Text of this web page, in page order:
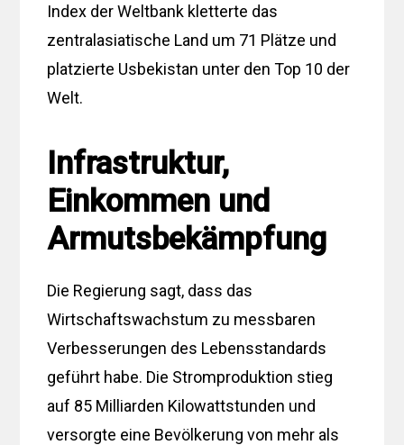
Index der Weltbank kletterte das
zentralasiatische Land um 71 Plätze und
platzierte Usbekistan unter den Top 10 der
Welt.
Infrastruktur,
Einkommen und
Armutsbekämpfung
Die Regierung sagt, dass das
Wirtschaftswachstum zu messbaren
Verbesserungen des Lebensstandards
geführt habe. Die Stromproduktion stieg
auf 85 Milliarden Kilowattstunden und
versorgte eine Bevölkerung von mehr als